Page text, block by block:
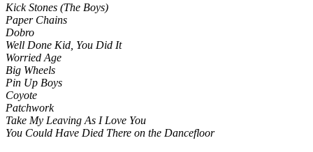
Kick Stones (The Boys)
Paper Chains
Dobro
Well Done Kid, You Did It
Worried Age
Big Wheels
Pin Up Boys
Coyote
Patchwork
Take My Leaving As I Love You
You Could Have Died There on the Dancefloor